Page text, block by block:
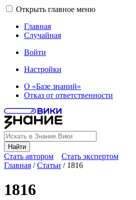
Открыть главное меню
Главная
Случайная
Войти
Настройки
О «Базе знаний»
Отказ от ответственности
Найти
Стать автором
Стать экспертом
Главная /Статьи / 1816
1816